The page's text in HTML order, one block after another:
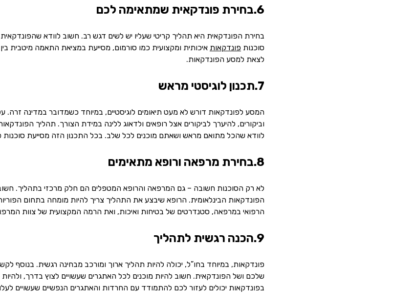
6.בחירת פונדקאית שמתאימה לכם
בחירת הפונדקאית היא תהליך קריטי שעליו יש לשים דגש רב. חשוב לוודא
סוכנות פונדקאות איכותית ומקצועית כמו סורמום, מסייעת במציאת התאמה מיטבית בין
לצאת למסע הפונדקאות.
7.תכנון לוגיסטי מראש
המסע לפונדקאות דורש לא מעט תיאומים לוגיסטיים, במיוחד כשמדובר במדינה זרה.
וביקורים, להיערך לביקורים אצל רופאים ולדאוג ללינה במידת הצורך. תהליך
לוודא שהכל מתואם מראש ושאתם מוכנים לכל שלב. בכל התכנון הזה מסייעת
8.בחירת מרפאה ורופא מתאימים
לא רק הסוכנות חשובה – גם המרפאה והרופא המטפלים הם חלק מרכזי בתהליך.
הפונדקאות הבינלאומית. הרופא שיבצע את התהליך צריך להיות מומחה בתחום
הרפואי במרפאה, סטנדרטים של בטיחות ואיכות, ואת הרמה המקצועית של צוות
9.הכנה רגשית לתהליך
פונדקאות, במיוחד בחו”ל, יכולה להיות תהליך ארוך ומורכב מבחינה רגשית. בנוסף
שלכם ושל הפונדקאית. חשוב להיות מוכנים לכל האתגרים שעשויים לצוץ בדרך,
בפונדקאות יכולים לעזור לכם להתמודד עם החרדות והאתגרים הנפשיים שעשויים